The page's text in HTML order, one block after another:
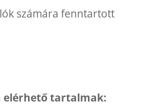
számára fenntartott
elérhető tartalmak: